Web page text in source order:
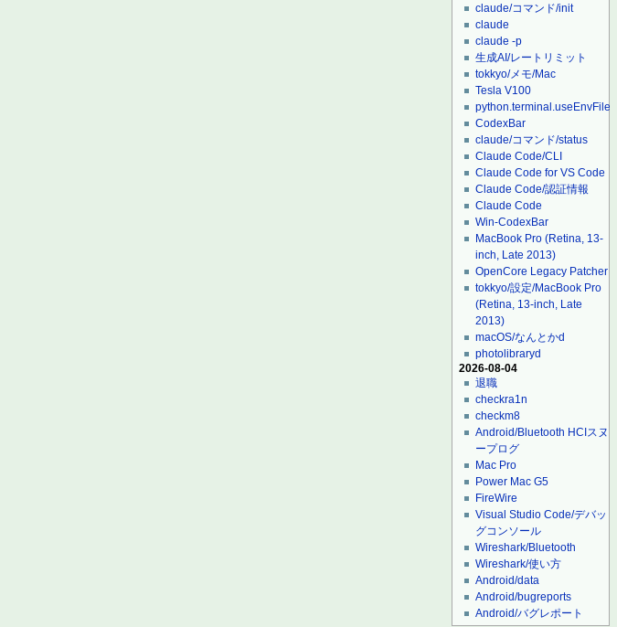
claude/コマンド/init
claude
claude -p
生成AI/レートリミット
tokkyo/メモ/Mac
Tesla V100
python.terminal.useEnvFile
CodexBar
claude/コマンド/status
Claude Code/CLI
Claude Code for VS Code
Claude Code/認証情報
Claude Code
Win-CodexBar
MacBook Pro (Retina, 13-
inch, Late 2013)
OpenCore Legacy Patcher
tokkyo/設定/MacBook Pro
(Retina, 13-inch, Late
2013)
macOS/なんとかd
photolibraryd
2026-08-04
退職
checkra1n
checkm8
Android/Bluetooth HCIスヌ
ープログ
Mac Pro
Power Mac G5
FireWire
Visual Studio Code/デバッ
グコンソール
Wireshark/Bluetooth
Wireshark/使い方
Android/data
Android/bugreports
Android/バグレポート